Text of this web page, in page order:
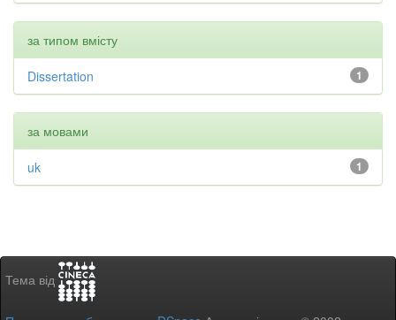
за типом вмісту
1
Dissertation
за мовами
1
uk
Тема від